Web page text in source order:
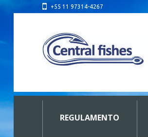
+55 11 97314-4267
REGULAMENTO